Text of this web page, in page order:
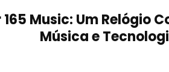
Music: Um Relógio
Música e